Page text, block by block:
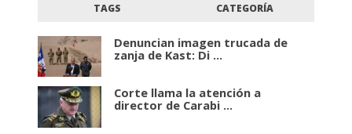
TAGS CATEGORÍA
Denuncian imagen trucada de
zanja de Kast: Di ...
Corte llama la atención a
director de Carabi ...